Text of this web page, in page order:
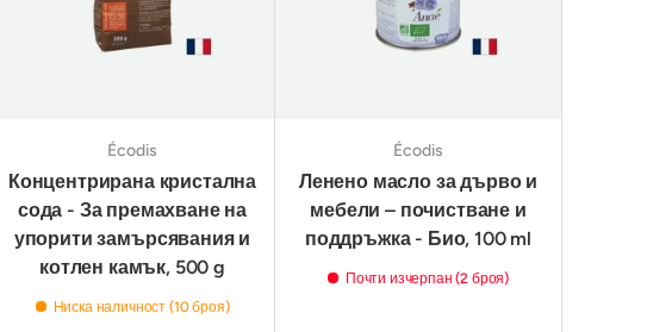
Écodis
Концентрирана кристална
сода - За премахване на
упорити замърсявания и
котлен камък, 500 g
Ниска наличност (10 броя)
Écodis
Ленено масло за дърво и
мебели – почистване и
поддръжка - Био, 100 ml
Почти изчерпан (2 броя)